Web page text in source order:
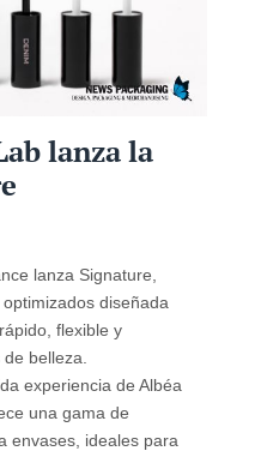
lanza la
lanza Signature,
diseñada
flexible y
belleza.
experiencia de Albéa
una gama de
envases, ideales para